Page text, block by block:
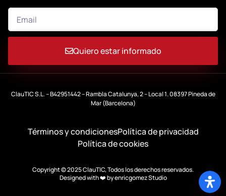
Quiero estar informado
ClauTIC S.L. – B42951442 – Rambla Catalunya, 2 – Local 1. 08397 Pineda de
Mar (Barcelona)
Copyright © 2025 ClauTIC, Todos los derechos reservados.
Designed with ❤️ byenricgomez Studio
Términos y condicionesPolítica de privacidad
Política de cookies